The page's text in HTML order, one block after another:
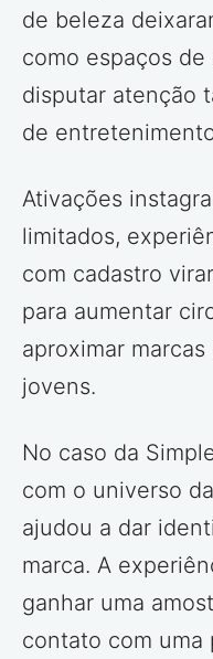
de beleza
como espaços de
disputar atenção
de
Ativações
limitados,
com cadastro
para aumentar
aproximar
jovens.
No caso da
com o universo
ajudou a dar
marca. A
ganhar uma
contato com uma